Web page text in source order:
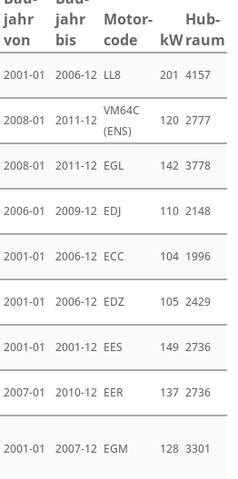
jahr
von
jahr
bis
Motor­
code
kW
Hub­
raum
2001-01 2006-12 LL8 201 4157
2008-01 2011-12
VM64C
(ENS)
120 2777
2008-01 2011-12 EGL 142 3778
2006-01 2009-12 EDJ 110 2148
2001-01 2006-12 ECC 104 1996
2001-01 2006-12 EDZ 105 2429
2001-01 2001-12 EES 149 2736
2007-01 2010-12 EER 137 2736
2001-01 2007-12 EGM 128 3301